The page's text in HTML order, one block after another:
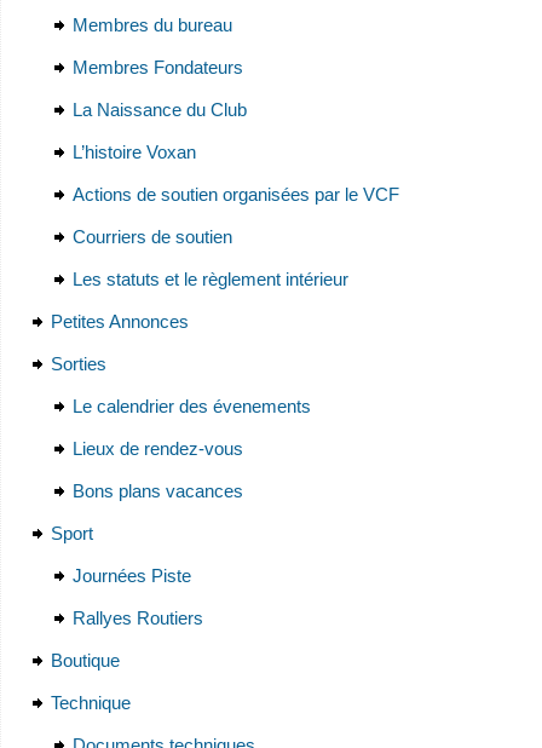
Membres du bureau
Membres Fondateurs
La Naissance du Club
L’histoire Voxan
Actions de soutien organisées par le VCF
Courriers de soutien
Les statuts et le règlement intérieur
Petites Annonces
Sorties
Le calendrier des évenements
Lieux de rendez-vous
Bons plans vacances
Sport
Journées Piste
Rallyes Routiers
Boutique
Technique